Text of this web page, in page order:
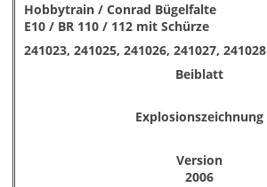
Hobbytrain / Conrad Bügelfalte
E10 / BR 110 / 112 mit Schürze
241023, 241025, 241026, 241027, 241028
Beiblatt
Explosionszeichnung
Version
2006